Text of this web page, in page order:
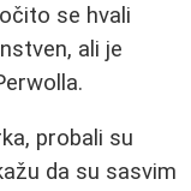
se hvali
ali je
probali su
da su sasvim